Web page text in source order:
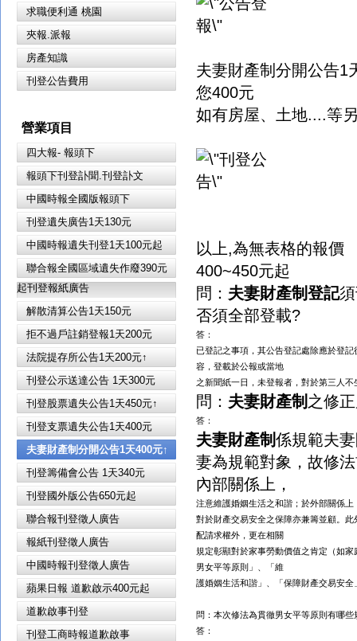
求職便利通 桃園
夾報.派報
房產知識
刊登公告費用
營業項目
四大報- 報頭下
報頭下刊登訃聞.刊登訃文
中國時報全國版報頭下
刊登遺失廣告1天130元
中國時報遺失刊登1天100元起
聯合報全國區域遺失作廢390元
起刊登報紙廣告
解散清算公告1天150元
拒不過戶註銷登報1天200元
法院提存所公告1天200元↑
刊登公示送達公告 1天300元
刊登股票遺失公告1天450元↑
刊登支票遺失公告1天400元
夫妻財產制分開公告1天400元↑
刊登籌備會公告 1天340元
刊登國外版公告650元起
聯合報刊登徵人廣告
報紙刊登徵人廣告
中國時報刊登徵人廣告
蘋果日報 道歉啟示400元起
道歉啟事刊登
刊登工商時報道歉啟事
夫妻財產制分開公告1
您400元
如有房屋、土地....等
以上,為無表格的報價
400~450元起
問： 夫妻財產制登記
否須全部登載?
答：
已登記之事項，其公告登記處除應於登
容，登載於公報或當地
之新聞紙一日，未登報者，對於第三人不
問： 夫妻財產制 之修
答：
夫妻財產制係規範夫
妻為規範對象，故修
內部關係上，
注意維護婚姻生活之和諧；於外部關係上
對於財產交易安全之保障亦兼籌並顧。
配請求權外，更在相關
規定彰顯對於家事勞動價值之肯定（如
男女平等原則」、「維
護婚姻生活和諧」、「保障財產交易安
問：本次修法為貫徹男女平等原則有哪些
答：